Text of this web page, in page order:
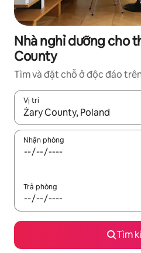
Nhà nghỉ dưỡng cho
County
Tìm và đặt chỗ ở độc đáo
Vị trí
Khi có kết quả, hãy điều
Nhận phòng
Trả phòng
Tìm